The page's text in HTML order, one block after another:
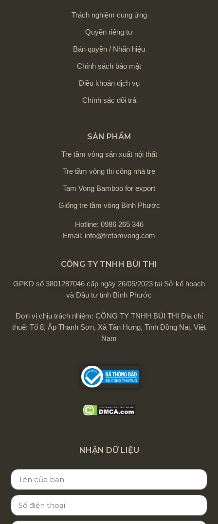
Trách nghiệm cung ứng
Quyền riêng tư
Bản quyền / Nhãn hiệu
Chính sách bảo mật
Điều khoản dịch vụ
Chính sác đổi trả
SẢN PHẨM
Tre tầm vông sản xuất nội thất
Tre tầm vông thi công nhà tre
Tam Vong Bamboo for export
Giống tre tầm vông Bình Phước
Hotline: 0986 265 346
Email: info@tretamvong.com
CÔNG TY TNHH BÙI THI
GPKD số 3801287046 cấp ngày 26/05/2023 tại Sở kế hoạch
và Đầu tư tỉnh Bình Phước
Đơn vị chịu trách nhiệm: CÔNG TY TNHH BÙI THI Địa chỉ
thuế: Tổ 8, Ấp Thanh Sơn, Xã Tân Hưng, Tỉnh Đồng Nai, Việt
Nam
NHẬN DỮ LIỆU